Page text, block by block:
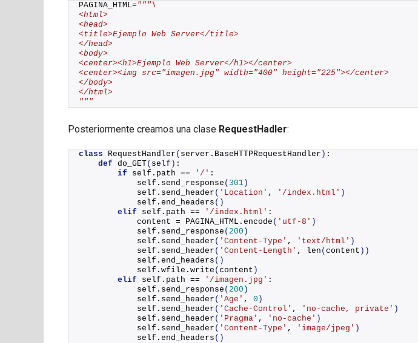
PAGINA_HTML= """\
<html>
<head>
<title>Ejemplo Web Server</title>
</head>
<body>
<center><h1>Ejemplo Web Server</h1></center>
<center><img src="imagen.jpg" width="400" height="225"></center>
</body>
</html>
"""
Posteriormente creamos una clase RequestHadler:
class RequestHandler ( server.BaseHTTPRequestHandler ) :
def do_GET( self ) :
if self.path == '/' :
            self.
send_response ( 301 )
            self.
send_header ( 'Location' , '/index.html' )
            self.
end_headers ()
elif self.path == '/index.html' :
            content = PAGINA_HTML.
encode ( 'utf-8' )
            self.
send_response ( 200 )
            self.
send_header ( 'Content-Type' , 'text/html' )
            self.
send_header ( 'Content-Length' , len ( content ))
            self.
end_headers ()
            self.wfile.
write ( content )
elif self.path == '/imagen.jpg' :
            self.
send_response ( 200 )
            self.
send_header ( 'Age' , 0 )
            self.
send_header ( 'Cache-Control' , 'no-cache, private' )
            self.
send_header ( 'Pragma' , 'no-cache' )
            self.
send_header ( 'Content-Type' , 'image/jpeg' )
            self.
end_headers ()